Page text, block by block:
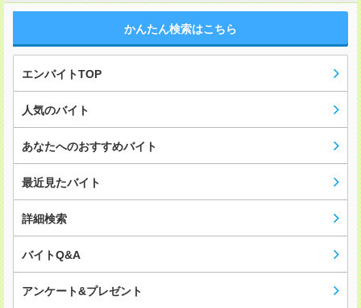
かんたん検索はこちら
エンバイトTOP
人気のバイト
あなたへのおすすめバイト
最近見たバイト
詳細検索
バイトQ&A
アンケート&プレゼント